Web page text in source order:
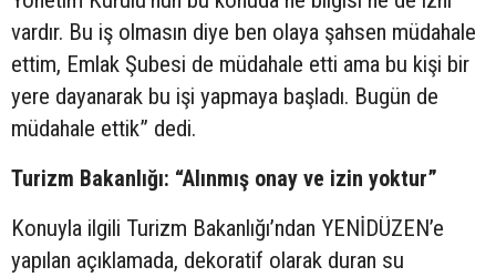
vardır. Bu iş olmasın diye ben olaya şahsen müdahale
ettim, Emlak Şubesi de müdahale etti ama bu kişi bir
yere dayanarak bu işi yapmaya başladı. Bugün de
müdahale ettik” dedi.
Turizm Bakanlığı: “Alınmış onay ve izin yoktur”
Konuyla ilgili Turizm Bakanlığı’ndan YENİDÜZEN’e
yapılan açıklamada, dekoratif olarak duran su